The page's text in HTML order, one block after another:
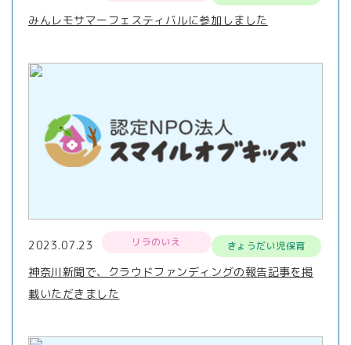
みんレモサマーフェスティバルに参加しました
2023.07.23 リラのいえ きょうだい児保育
神奈川新聞で、クラウドファンディングの報告記事を掲
載いただきました